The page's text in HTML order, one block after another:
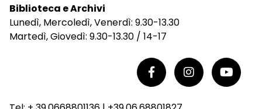
Biblioteca e Archivi
Lunedì, Mercoledì, Venerdì: 9.30-13.30
Martedì, Giovedì: 9.30-13.30 / 14-17